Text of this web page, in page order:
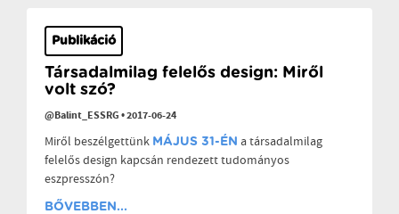
Publikáció
Társadalmilag felelős design: Miről
volt szó?
@Balint_ESSRG•2017-06-24
Miről beszélgettünk MÁJUS 31-ÉN a társadalmilag
felelős design kapcsán rendezett tudományos
eszpresszón?
BŐVEBBEN...